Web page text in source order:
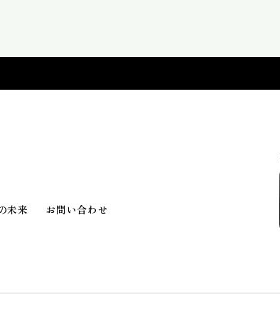
未来 お問い合わせ